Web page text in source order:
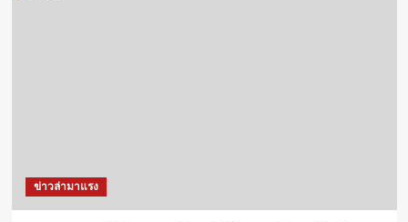
ข่าวล่ามาแรง